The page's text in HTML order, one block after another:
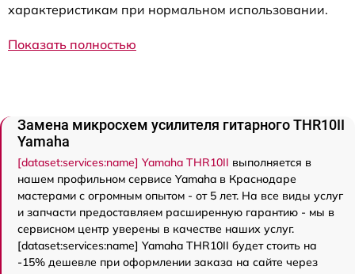
характеристикам при нормальном использовании.
Показать полностью
Замена микросхем усилителя гитарного THR10II
Yamaha
[dataset:services:name] Yamaha THR10II выполняется в
нашем профильном сервисе Yamaha в Краснодаре
мастерами с огромным опытом - от 5 лет. На все виды услуг
и запчасти предоставляем расширенную гарантию - мы в
сервисном центр уверены в качестве наших услуг.
[dataset:services:name] Yamaha THR10II будет стоить на
-15% дешевле при оформлении заказа на сайте через